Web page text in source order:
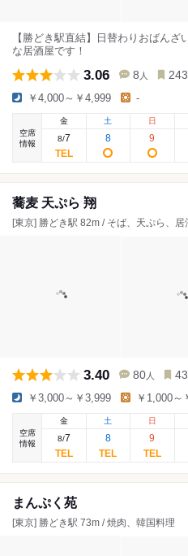
【勝どき駅直結】日替わりおばん
な居酒屋です！
3.06 8 人 243
￥4,000～￥4,999 -
空席
情報
金
8/7
土
8
日
9
蕎麦 天ぷら 翔
[東京] 勝どき駅 82m / そば、天ぷら、居
3.40 80 人
￥3,000～￥3,999 ￥1,000～
空席
情報
金
8/7
土
8
日
9
まんぷく苑
[東京] 勝どき駅 73m / 焼肉、韓国料理